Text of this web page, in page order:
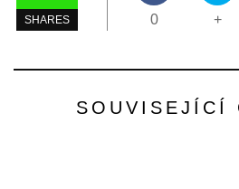
SHARES 0 +
SOUVISEJÍCÍ